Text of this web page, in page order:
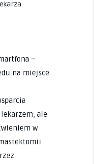
–
na miejsce
ale
w